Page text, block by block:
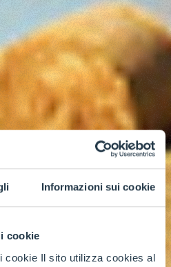
Informazioni sui cookie
cookie
cookie Il sito utilizza cookies al